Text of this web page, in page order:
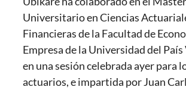
Universitario en Ciencias
Financieras de la Facultad de
Empresa de la Universidad del País
en una sesión celebrada ayer para
actuarios, e impartida por Juan